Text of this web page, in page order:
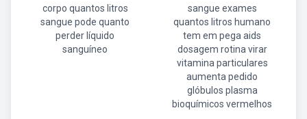
corpo quantos litros
sangue pode quanto
perder líquido
sanguíneo
sangue exames
quantos litros humano
tem em pega aids
dosagem rotina virar
vitamina particulares
aumenta pedido
glóbulos plasma
bioquímicos vermelhos